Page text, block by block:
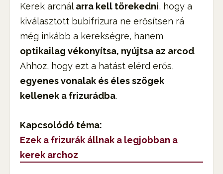
Kerek arcnál arra kell törekedni, hogy a
kiválasztott bubifrizura ne erősítsen rá
még inkább a kerekségre, hanem
optikailag vékonyítsa, nyújtsa az arcod.
Ahhoz, hogy ezt a hatást elérd erős,
egyenes vonalak és éles szögek
kellenek a frizurádba.
Kapcsolódó téma:
Ezek a frizurák állnak a legjobban a
kerek archoz